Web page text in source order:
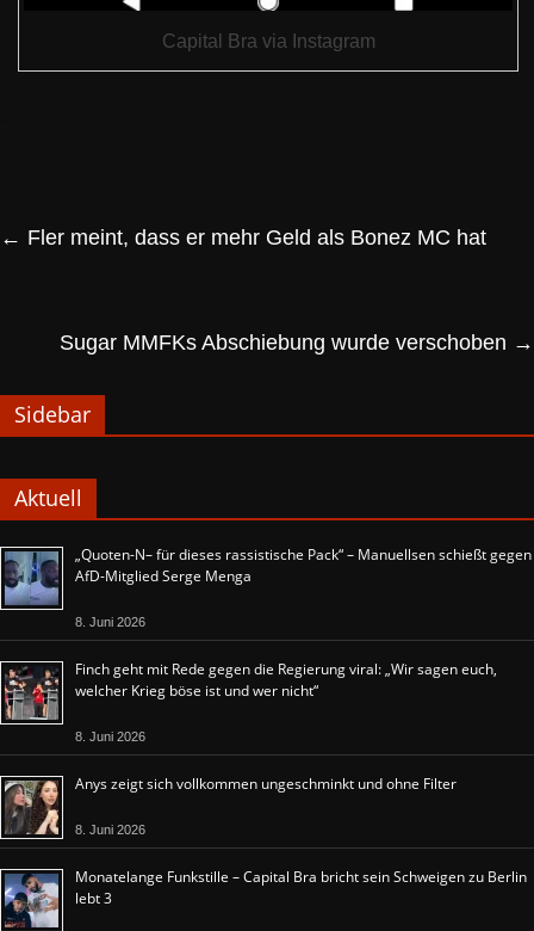
Capital Bra via Instagram
← Fler meint, dass er mehr Geld als Bonez MC hat
Sugar MMFKs Abschiebung wurde verschoben →
Sidebar
Aktuell
„Quoten-N– für dieses rassistische Pack“ – Manuellsen schießt gegen
AfD-Mitglied Serge Menga
8. Juni 2026
Finch geht mit Rede gegen die Regierung viral: „Wir sagen euch,
welcher Krieg böse ist und wer nicht“
8. Juni 2026
Anys zeigt sich vollkommen ungeschminkt und ohne Filter
8. Juni 2026
Monatelange Funkstille – Capital Bra bricht sein Schweigen zu Berlin
lebt 3